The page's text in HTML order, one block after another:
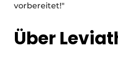
vorbereitet!"
Über